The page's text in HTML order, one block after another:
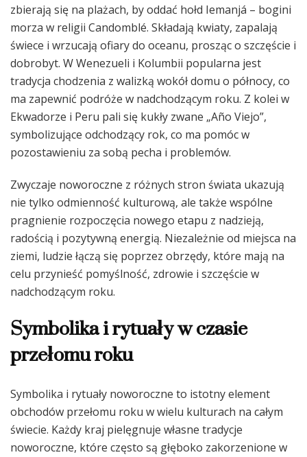
zbierają się na plażach, by oddać hołd Iemanjá – bogini
morza w religii Candomblé. Składają kwiaty, zapalają
świece i wrzucają ofiary do oceanu, prosząc o szczęście i
dobrobyt. W Wenezueli i Kolumbii popularna jest
tradycja chodzenia z walizką wokół domu o północy, co
ma zapewnić podróże w nadchodzącym roku. Z kolei w
Ekwadorze i Peru pali się kukły zwane „Año Viejo”,
symbolizujące odchodzący rok, co ma pomóc w
pozostawieniu za sobą pecha i problemów.
Zwyczaje noworoczne z różnych stron świata ukazują
nie tylko odmienność kulturową, ale także wspólne
pragnienie rozpoczęcia nowego etapu z nadzieją,
radością i pozytywną energią. Niezależnie od miejsca na
ziemi, ludzie łączą się poprzez obrzędy, które mają na
celu przynieść pomyślność, zdrowie i szczęście w
nadchodzącym roku.
Symbolika i rytuały w czasie
przełomu roku
Symbolika i rytuały noworoczne to istotny element
obchodów przełomu roku w wielu kulturach na całym
świecie. Każdy kraj pielęgnuje własne tradycje
noworoczne, które często są głęboko zakorzenione w